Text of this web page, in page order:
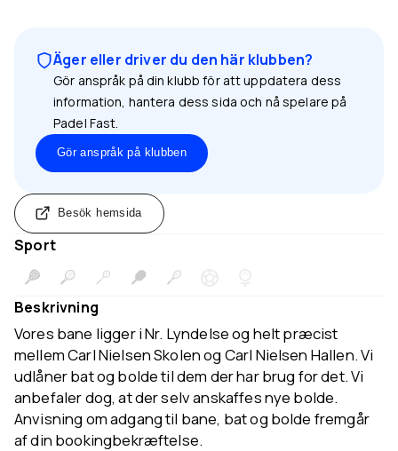
Äger eller driver du den här klubben?
Gör anspråk på din klubb för att uppdatera dess
information, hantera dess sida och nå spelare på
Padel Fast.
Gör anspråk på klubben
Besök hemsida
Sport
Beskrivning
Vores bane ligger i Nr. Lyndelse og helt præcist
mellem Carl Nielsen Skolen og Carl Nielsen Hallen. Vi
udlåner bat og bolde til dem der har brug for det. Vi
anbefaler dog, at der selv anskaffes nye bolde.
Anvisning om adgang til bane, bat og bolde fremgår
af din bookingbekræftelse.